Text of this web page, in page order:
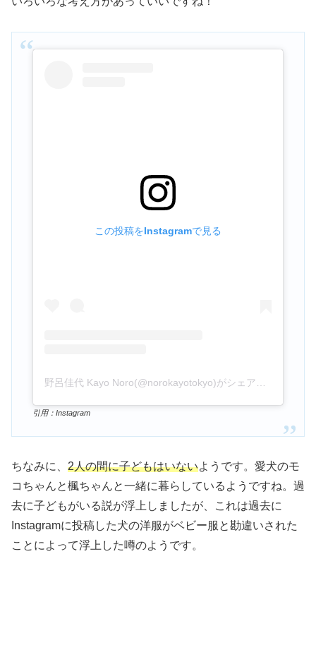
この投稿をInstagramで見る
引用：Instagram
ちなみに、 2人の間に子どもはいないようです。愛犬のモ
コちゃんと楓ちゃんと一緒に暮らしているようですね。過
去に子どもがいる説が浮上しましたが、これは過去に
Instagramに投稿した犬の洋服がベビー服と勘違いされた
ことによって浮上した噂のようです。